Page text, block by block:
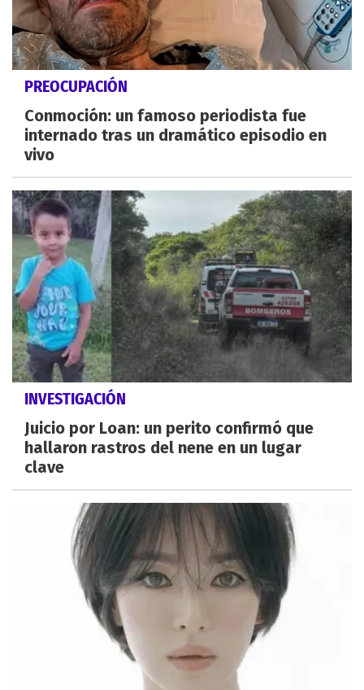
PREOCUPACIÓN
Conmoción: un famoso periodista fue
internado tras un dramático episodio en
vivo
INVESTIGACIÓN
Juicio por Loan: un perito confirmó que
hallaron rastros del nene en un lugar
clave